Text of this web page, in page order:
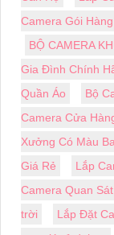
Camera Gói Hàng
BỘ CAMERA
Gia Đình Chính
Quần Áo
Bộ
Camera Cửa
Xưởng Có Màu
Giá Rẻ
Lắp
Camera Quan
trời
Lắp Đặt